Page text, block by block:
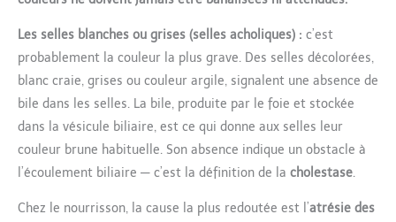
Les selles blanches ou grises (selles acholiques) : c’est
probablement la couleur la plus grave. Des selles décolorées,
blanc craie, grises ou couleur argile, signalent une absence de
bile dans les selles. La bile, produite par le foie et stockée
dans la vésicule biliaire, est ce qui donne aux selles leur
couleur brune habituelle. Son absence indique un obstacle à
l’écoulement biliaire — c’est la définition de la cholestase.
Chez le nourrisson, la cause la plus redoutée est l’atrésie des